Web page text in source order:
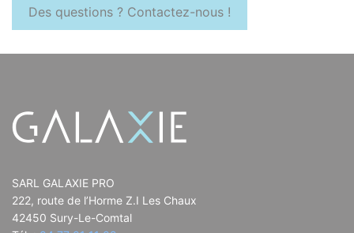
Des questions ? Contactez-nous !
SARL GALAXIE PRO
222, route de l’Horme Z.I Les Chaux
42450 Sury-Le-Comtal